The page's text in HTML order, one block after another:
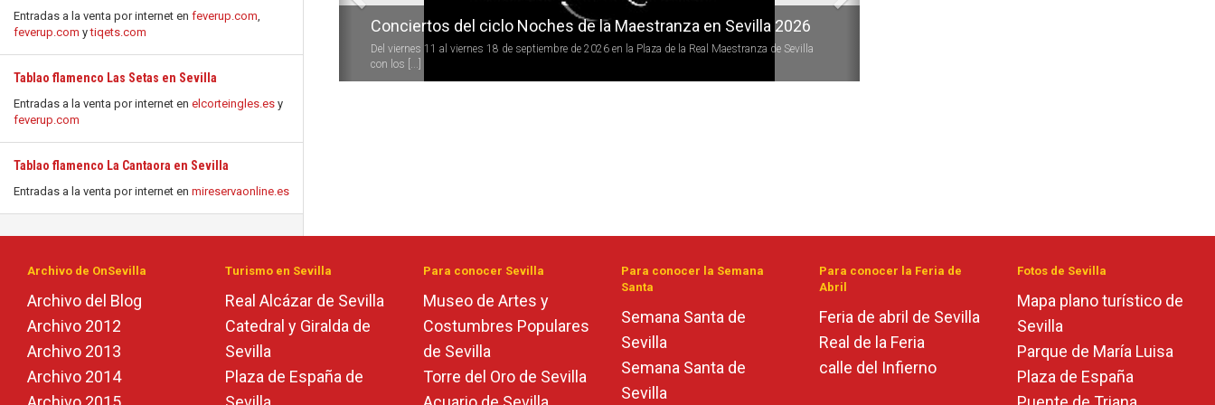
Entradas a la venta por internet en feverup.com,
feverup.com ytiqets.com
Tablao flamenco Las Setas en Sevilla
Entradas a la venta por internet en elcorteingles.es y
feverup.com
Tablao flamenco La Cantaora en Sevilla
Entradas a la venta por internet en mireservaonline.es
Conciertos del ciclo Noches de la Maestranza en Sevilla 2026
Del viernes 11 al viernes 18 de septiembre de 2026 en la Plaza de la Real Maestranza de Sevilla
con los [...]
Archivo de OnSevilla
Archivo del Blog
Archivo 2012
Archivo 2013
Archivo 2014
Turismo en Sevilla
Real Alcázar de Sevilla
Catedral y Giralda de
Sevilla
Plaza de España de
Para conocer Sevilla
Museo de Artes y
Costumbres Populares
de Sevilla
Torre del Oro de Sevilla
Para conocer la Semana
Santa
Semana Santa de
Sevilla
Semana Santa de
Sevilla
Para conocer la Feria de
Abril
Feria de abril de Sevilla
Real de la Feria
calle del Infierno
Fotos de Sevilla
Mapa plano turístico de
Sevilla
Parque de María Luisa
Plaza de España